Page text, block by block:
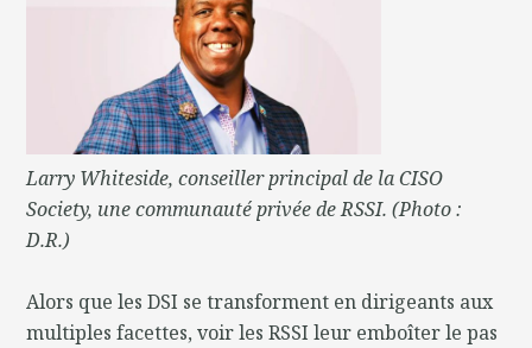
Larry Whiteside, conseiller principal de la CISO
Society, une communauté privée de RSSI. (Photo :
D.R.)
Alors que les DSI se transforment en dirigeants aux
multiples facettes, voir les RSSI leur emboîter le pas